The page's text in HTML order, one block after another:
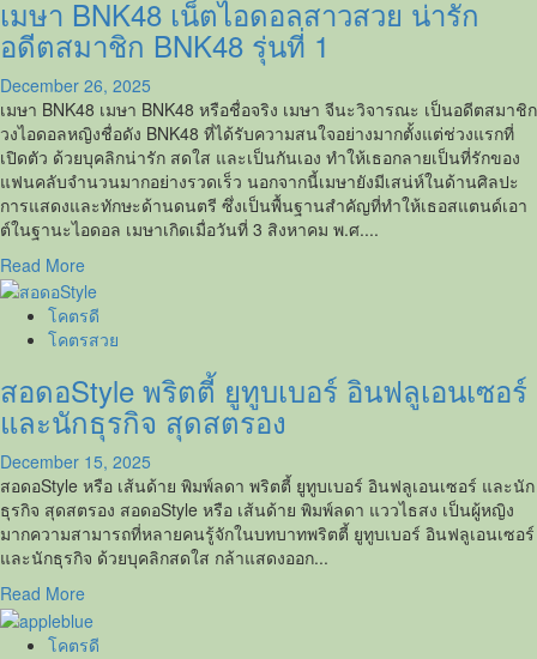
นัก
ร้อง
ดัง
ยุค
2000s
ที่
กลับ
มา
โด่ง
ดัง
กับ
ลุค
สุด
เมษา BNK48 เน็ตไอดอลสาวสวย น่ารัก
อดีตสมาชิก BNK48 รุ่นที่ 1
December 26, 2025
เมษา BNK48 เมษา BNK48 หรือชื่อจริง เมษา จีนะวิจารณะ เป็นอดีตสมาชิก
วงไอดอลหญิงชื่อดัง BNK48 ที่ได้รับความสนใจอย่างมากตั้งแต่ช่วงแรกที่
เปิดตัว ด้วยบุคลิกน่ารัก สดใส และเป็นกันเอง ทำให้เธอกลายเป็นที่รักของ
แฟนคลับจำนวนมากอย่างรวดเร็ว นอกจากนี้เมษายังมีเสน่ห์ในด้านศิลปะ
การแสดงและทักษะด้านดนตรี ซึ่งเป็นพื้นฐานสำคัญที่ทำให้เธอสแตนด์เอา
ต์ในฐานะไอดอล เมษาเกิดเมื่อวันที่ 3 สิงหาคม พ.ศ....
Read More
more
about
เมษา
เน็ต
ไอ
ดอล
สาว
สวย
น่า
รัก
อดีต
สมาชิก
รุ่น
ที่
โคตรดี
โคตรสวย
สอดอStyle พริตตี้ ยูทูบเบอร์ อินฟลูเอนเซอร์
และนักธุรกิจ สุดสตรอง
December 15, 2025
สอดอStyle หรือ เส้นด้าย พิมพ์ลดา พริตตี้ ยูทูบเบอร์ อินฟลูเอนเซอร์ และนัก
ธุรกิจ สุดสตรอง สอดอStyle หรือ เส้นด้าย พิมพ์ลดา แววไธสง เป็นผู้หญิง
มากความสามารถที่หลายคนรู้จักในบทบาทพริตตี้ ยูทูบเบอร์ อินฟลูเอนเซอร์
และนักธุรกิจ ด้วยบุคลิกสดใส กล้าแสดงออก...
Read More
more
about
โคตรดี